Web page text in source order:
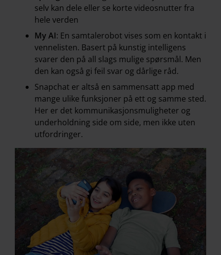
selv kan dele eller se korte videosnutter fra
hele verden
My AI: En samtalerobot vises som en kontakt i
vennelisten. Basert på kunstig intelligens
svarer den på all slags mulige spørsmål. Men
den kan også gi feil svar og dårlige råd.
Snapchat er altså en sammensatt app med
mange ulike funksjoner på ett og samme sted.
Her er det kommunikasjonsmuligheter og
underholdning side om side, men ikke uten
utfordringer.